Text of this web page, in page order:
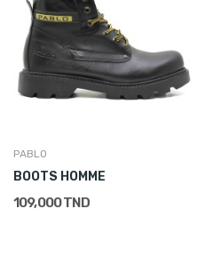
PABLO
BOOTS HOMME
109,000 TND